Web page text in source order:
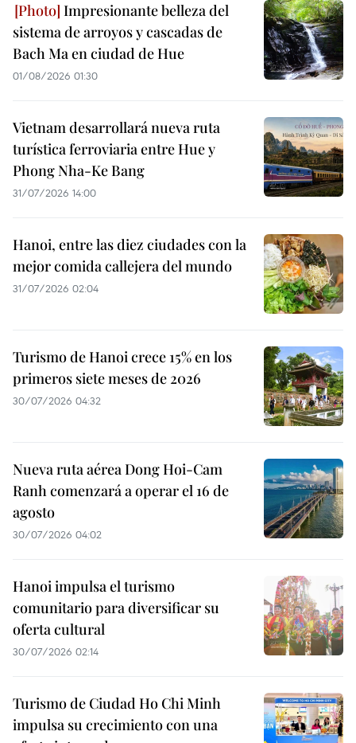
Impresionante belleza del
sistema de arroyos y cascadas de
Bach Ma en ciudad de Hue
01/08/2026 01:30
Vietnam desarrollará nueva ruta
turística ferroviaria entre Hue y
Phong Nha-Ke Bang
31/07/2026 14:00
Hanoi, entre las diez ciudades con la
mejor comida callejera del mundo
31/07/2026 02:04
Turismo de Hanoi crece 15% en los
primeros siete meses de 2026
30/07/2026 04:32
Nueva ruta aérea Dong Hoi-Cam
Ranh comenzará a operar el 16 de
agosto
30/07/2026 04:02
Hanoi impulsa el turismo
comunitario para diversificar su
oferta cultural
30/07/2026 02:14
Turismo de Ciudad Ho Chi Minh
impulsa su crecimiento con una